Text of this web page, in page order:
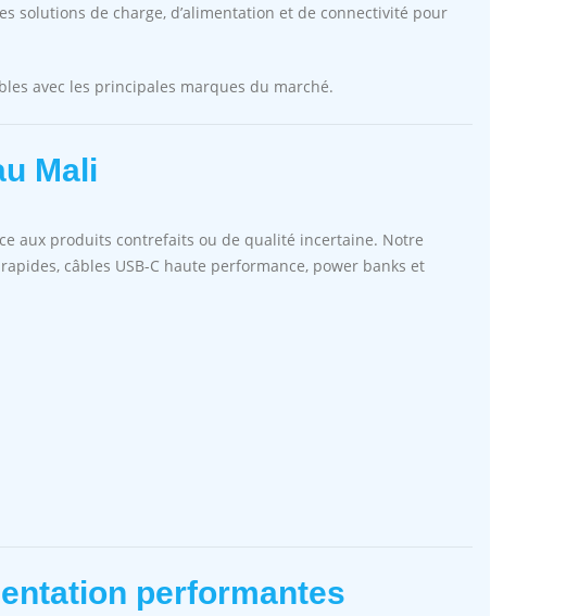
solutions de charge, d’alimentation et de connectivité pour
avec les principales marques du marché.
Mali
aux produits contrefaits ou de qualité incertaine. Notre
câbles USB-C haute performance, power banks et
performantes